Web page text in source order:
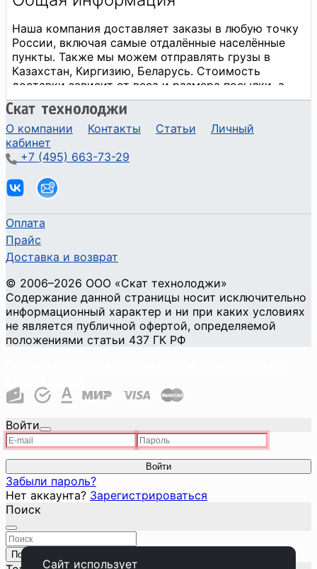
О компании Контакты Статьи
Личный
кабинет
+7 (495) 663-73-29
Оплата
Прайс
Доставка и возврат
© 2006–2026 ООО «Скат технолоджи»
Содержание данной страницы носит исключительно
информационный характер и ни при каких условиях
не является публичной офертой, определяемой
положениями статьи 437 ГК РФ
Войти
Войти
Забыли пароль?
Нет аккаунта? Зарегистрироваться
Поиск
Поиск
Сайт использует